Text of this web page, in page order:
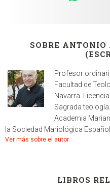
SOBRE
Profesor
Facultad de
Navarra.
Sagrada
Academia
la Sociedad Mariológica
Ver más sobre el autor
LIBROS